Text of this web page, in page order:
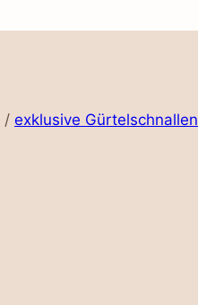
/ exklusive Gürtelschnallen